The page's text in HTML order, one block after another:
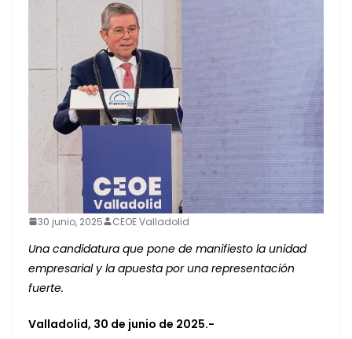
30 junio, 2025 CEOE Valladolid
Una candidatura que pone de manifiesto la unidad
empresarial y la apuesta por una representación
fuerte.
Valladolid, 30 de junio de 2025.-